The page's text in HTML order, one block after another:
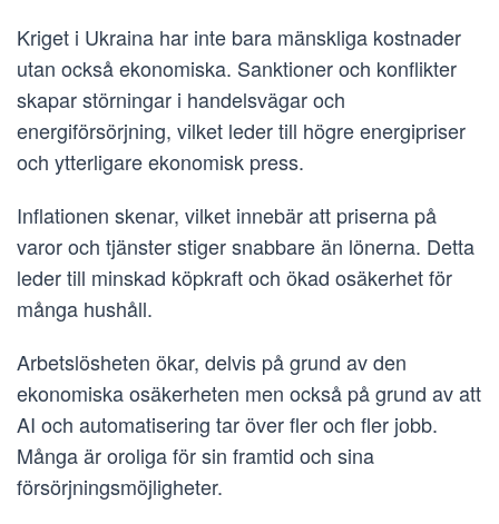
Kriget i Ukraina har inte bara mänskliga kostnader
utan också ekonomiska. Sanktioner och konflikter
skapar störningar i handelsvägar och
energiförsörjning, vilket leder till högre energipriser
och ytterligare ekonomisk press.
Inflationen skenar, vilket innebär att priserna på
varor och tjänster stiger snabbare än lönerna. Detta
leder till minskad köpkraft och ökad osäkerhet för
många hushåll.
Arbetslösheten ökar, delvis på grund av den
ekonomiska osäkerheten men också på grund av att
AI och automatisering tar över fler och fler jobb.
Många är oroliga för sin framtid och sina
försörjningsmöjligheter.